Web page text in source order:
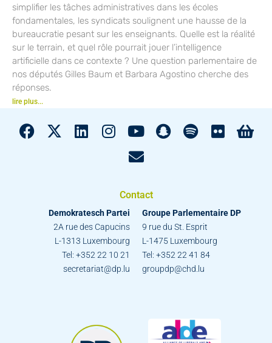
simplifier les tâches administratives dans les écoles
fondamentales, les syndicats soulignent une hausse de la
bureaucratie pesant sur les enseignants. Quelle est la réalité
sur le terrain, et quel rôle pourrait jouer l’intelligence
artificielle dans ce contexte ? Une question parlementaire de
nos députés Gilles Baum et Barbara Agostino cherche des
réponses.
lire plus...
Contact
Demokratesch Partei
2A rue des Capucins
L-1313 Luxembourg
Tel: +352 22 10 21
secretariat@dp.lu
Groupe Parlementaire DP
9 rue du St. Esprit
L-1475 Luxembourg
Tel: +352 22 41 84
groupdp@chd.lu